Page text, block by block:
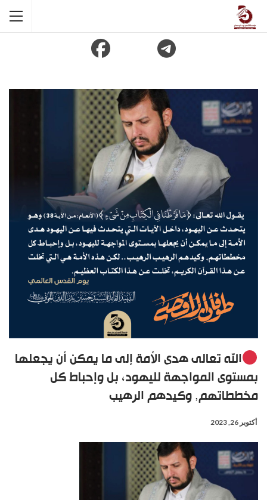
الله تعالى هدى الأمة إلى ما يمكن أن يجعلها
بمستوى المواجهة لليهود، بل وإحباط كل
مخططاتهم, وكيدهم الرهيب
أكتوبر 26, 2023